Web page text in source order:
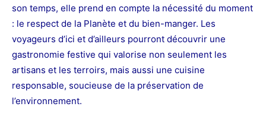
son temps, elle prend en compte la nécessité du moment
: le respect de la Planète et du bien-manger. Les
voyageurs d’ici et d’ailleurs pourront découvrir une
gastronomie festive qui valorise non seulement les
artisans et les terroirs, mais aussi une cuisine
responsable, soucieuse de la préservation de
l’environnement.